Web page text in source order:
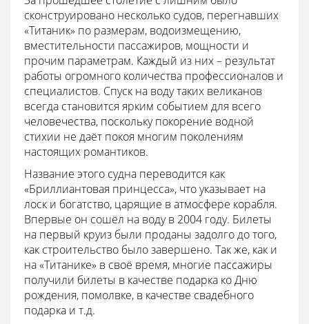
сконструировано несколько судов, перегнавших
«Титаник» по размерам, водоизмещению,
вместительности пассажиров, мощности и
прочим параметрам. Каждый из них – результат
работы огромного количества профессионалов и
специалистов. Спуск на воду таких великанов
всегда становится ярким событием для всего
человечества, поскольку покорение водной
стихии не даёт покоя многим поколениям
настоящих романтиков.
Название этого судна переводится как
«Бриллиантовая принцесса», что указывает на
лоск и богатство, царящие в атмосфере корабля.
Впервые он сошёл на воду в 2004 году. Билеты
на первый круиз были проданы задолго до того,
как строительство было завершено. Так же, как и
на «Титанике» в своё время, многие пассажиры
получили билеты в качестве подарка ко Дню
рождения, помолвке, в качестве свадебного
подарка и т.д.